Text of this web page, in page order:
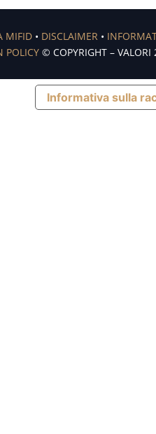
MIFID • DISCLAIMER •
POLICY © COPYRIGHT – VALORI
Informativa sulla